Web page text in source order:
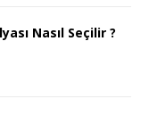
Nasıl Seçilir ?